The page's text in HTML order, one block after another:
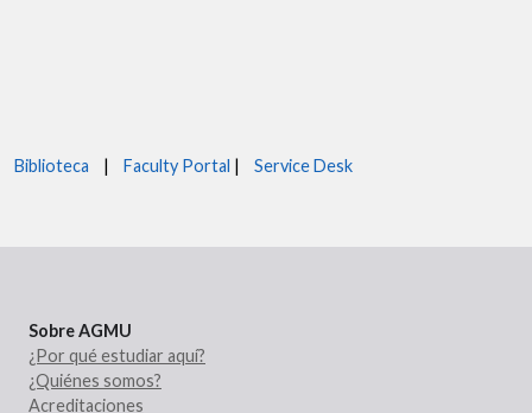
Biblioteca | Faculty Portal | Service Desk
Sobre AGMU
¿Por qué estudiar aquí?
¿Quiénes somos?
Acreditaciones